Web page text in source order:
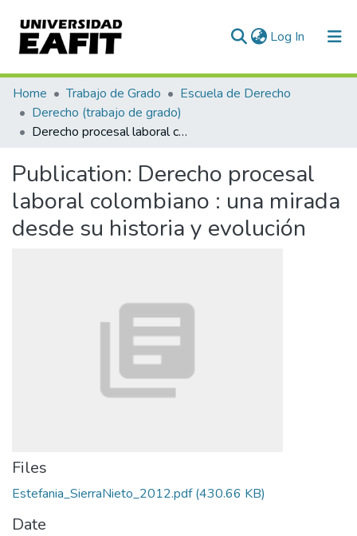
Log In (current)
Communities & Collections
All of DSpace
Home Trabajo de Grado
Escuela de Derecho
Derecho (trabajo de grado)
Derecho procesal laboral colombiano : una mirada desde su historia y evolución
Publication: Derecho procesal
laboral colombiano : una mirada
desde su historia y evolución
Files
Estefania_SierraNieto_2012.pdf(430.66 KB)
Date